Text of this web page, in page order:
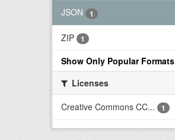
JSON 1
ZIP 1
Show Only Popular Formats
Licenses
Creative Commons CC...
1